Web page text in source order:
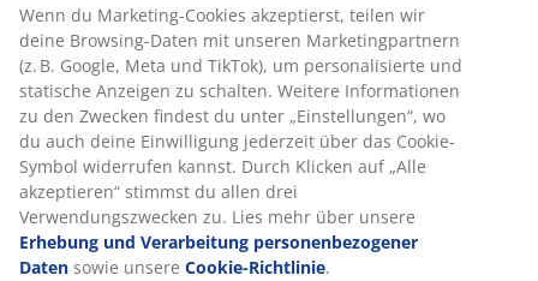
Wenn du Marketing-Cookies akzeptierst, teilen wir
deine Browsing-Daten mit unseren Marketingpartnern
(z. B. Google, Meta und TikTok), um personalisierte und
statische Anzeigen zu schalten. Weitere Informationen
zu den Zwecken findest du unter „Einstellungen“, wo
du auch deine Einwilligung jederzeit über das Cookie-
Symbol widerrufen kannst. Durch Klicken auf „Alle
akzeptieren“ stimmst du allen drei
Verwendungszwecken zu. Lies mehr über unsere
Erhebung und Verarbeitung personenbezogener
Daten sowie unsere Cookie-Richtlinie.